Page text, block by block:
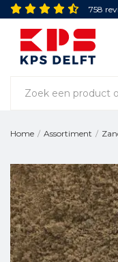
758
Home / Assortiment /